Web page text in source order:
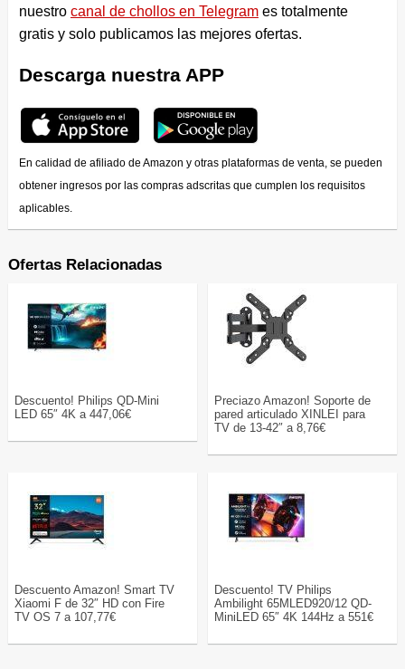
nuestro canal de chollos en Telegrames totalmente
gratis y solo publicamos las mejores ofertas.
Descarga nuestra APP
En calidad de afiliado de Amazon y otras plataformas de venta, se pueden
obtener ingresos por las compras adscritas que cumplen los requisitos
aplicables.
Ofertas Relacionadas
Descuento! Philips QD-Mini
LED 65″ 4K a 447,06€
Preciazo Amazon! Soporte de
pared articulado XINLEI para
TV de 13-42″ a 8,76€
Descuento Amazon! Smart TV
Xiaomi F de 32″ HD con Fire
TV OS 7 a 107,77€
Descuento! TV Philips
Ambilight 65MLED920/12 QD-
MiniLED 65″ 4K 144Hz a 551€